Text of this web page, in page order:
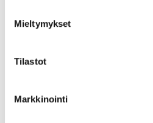
Mieltymykset
Tilastot
Markkinointi